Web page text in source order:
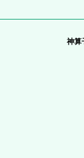
神算